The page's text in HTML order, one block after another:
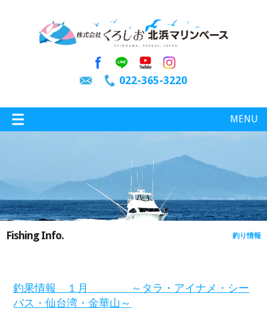
022-365-3220
MENU
特選情報
Fishing Info. 釣り情報
釣果情報 １月 ～タラ・アイナメ・シー
バス・仙台湾・金華山～